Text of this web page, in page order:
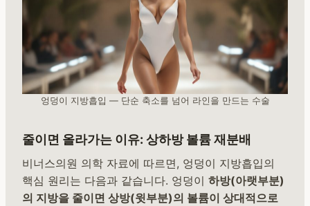
엉덩이 지방흡입 — 단순 축소를 넘어 라인을 만드는 수술
줄이면 올라가는 이유: 상하방 볼륨 재분배
비너스의원 의학 자료에 따르면, 엉덩이 지방흡입의
핵심 원리는 다음과 같습니다. 엉덩이 하방(아랫부분)
의 지방을 줄이면 상방(윗부분)의 볼륨이 상대적으로